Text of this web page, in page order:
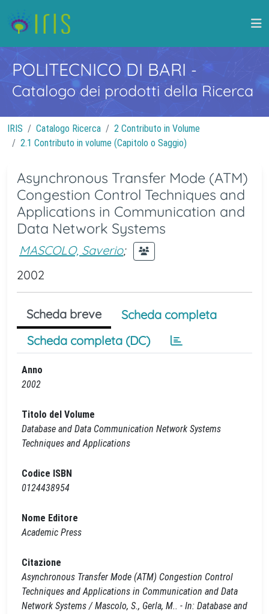
POLITECNICO DI BARI -
Catalogo dei prodotti della Ricerca
IRIS Catalogo Ricerca
2 Contributo in Volume
2.1 Contributo in volume (Capitolo o Saggio)
Asynchronous Transfer Mode (ATM)
Congestion Control Techniques and
Applications in Communication and
Data Network Systems
MASCOLO, Saverio;
2002
Scheda breve
Scheda completa
Scheda completa (DC)
Anno
2002
Titolo del Volume
Database and Data Communication Network Systems
Techniques and Applications
Codice ISBN
0124438954
Nome Editore
Academic Press
Citazione
Asynchronous Transfer Mode (ATM) Congestion Control
Techniques and Applications in Communication and Data
Network Systems / Mascolo, S., Gerla, M.. - In: Database and